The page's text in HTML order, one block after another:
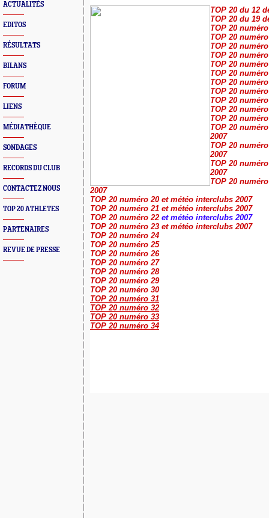
ACTUALITÉS
EDITOS
RÉSULTATS
BILANS
FORUM
LIENS
MÉDIATHÈQUE
SONDAGES
RECORDS DU CLUB
CONTACTEZ NOUS
TOP 20 ATHLETES
PARTENAIRES
REVUE DE PRESSE
TOP 20 du 12
TOP 20 du 19
TOP 20
TOP 20
TOP 20
TOP 20
TOP 20
TOP 20
TOP 20 numéro
TOP 20
TOP 20
TOP 20
TOP 20
TOP 20
2007
TOP 20
2007
TOP 20
2007
TOP 20
2007
TOP 20 numéro 20 et météo interclubs 2007
TOP 20 numéro 21 et météo interclubs 2007
TOP 20 numéro 22 et météo interclubs 2007
TOP 20 numéro 23 et météo interclubs 2007
TOP 20 numéro 24
TOP 20 numéro 25
TOP 20 numéro 26
TOP 20 numéro 27
TOP 20 numéro 28
TOP 20 numéro 29
TOP 20 numéro 30
TOP 20 numéro 31
TOP 20 numéro 32
TOP 20 numéro 33
TOP 20 numéro 34